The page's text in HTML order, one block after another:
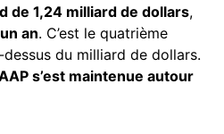
de 1,24 milliard de dollars,
an. C’est le quatrième
du milliard de dollars.
s’est maintenue autour